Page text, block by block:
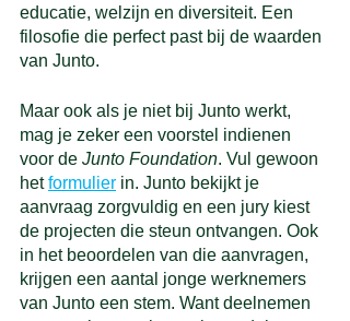
educatie, welzijn en diversiteit. Een
filosofie die perfect past bij de waarden
van Junto.
Maar ook als je niet bij Junto werkt,
mag je zeker een voorstel indienen
voor de Junto Foundation. Vul gewoon
het formulier in. Junto bekijkt je
aanvraag zorgvuldig en een jury kiest
de projecten die steun ontvangen. Ook
in het beoordelen van die aanvragen,
krijgen een aantal jonge werknemers
van Junto een stem. Want deelnemen